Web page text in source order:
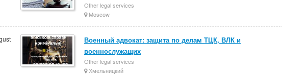
Other legal services
Moscow
Военный адвокат: защита по делам ТЦК, ВЛК и
военнослужащих
Other legal services
Хмельницкий